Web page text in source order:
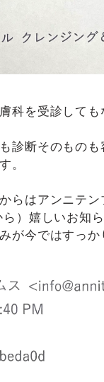
科を受診して
診断そのもの
。
らはアンニテ
）嬉しいお知ら
が今ではすっか